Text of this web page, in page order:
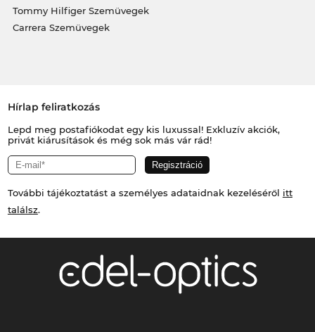
Tommy Hilfiger Szemüvegek
Carrera Szemüvegek
Hírlap feliratkozás
Lepd meg postafiókodat egy kis luxussal! Exkluzív akciók,
privát kiárusítások és még sok más vár rád!
További tájékoztatást a személyes adataidnak kezeléséről itt
találsz.